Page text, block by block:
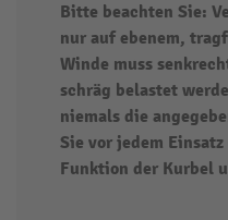
Bitte beachten Sie:
nur auf ebenem,
Winde muss
schräg belastet
niemals die
Sie vor jedem
Funktion der Kurbel